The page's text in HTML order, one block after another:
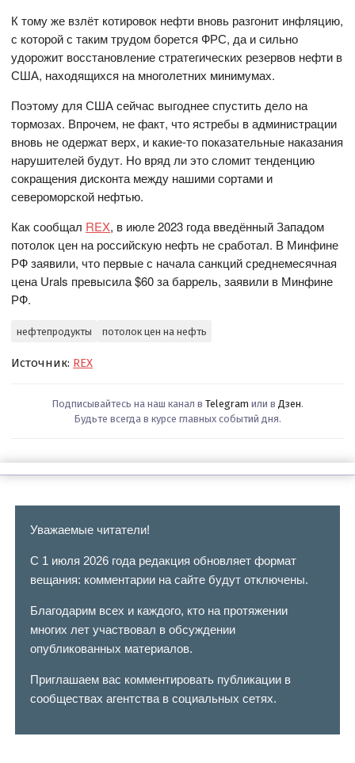
К тому же взлёт котировок нефти вновь разгонит инфляцию,
с которой с таким трудом борется ФРС, да и сильно
удорожит восстановление стратегических резервов нефти в
США, находящихся на многолетних минимумах.
Поэтому для США сейчас выгоднее спустить дело на
тормозах. Впрочем, не факт, что ястребы в администрации
вновь не одержат верх, и какие-то показательные наказания
нарушителей будут. Но вряд ли это сломит тенденцию
сокращения дисконта между нашими сортами и
североморской нефтью.
Как сообщал REX, в июле 2023 года введённый Западом
потолок цен на российскую нефть не сработал. В Минфине
РФ заявили, что первые с начала санкций среднемесячная
цена Urals превысила $60 за баррель, заявили в Минфине
РФ.
нефтепродукты потолок цен на нефть
Источник: REX
Подписывайтесь на наш канал в Telegram или в Дзен.
Будьте всегда в курсе главных событий дня.
Уважаемые читатели!
С 1 июля 2026 года редакция обновляет формат
вещания: комментарии на сайте будут отключены.
Благодарим всех и каждого, кто на протяжении
многих лет участвовал в обсуждении
опубликованных материалов.
Приглашаем вас комментировать публикации в
сообществах агентства в социальных сетях.